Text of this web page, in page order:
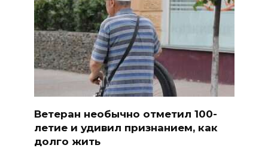
Ветеран необычно отметил 100-
летие и удивил признанием, как
долго жить